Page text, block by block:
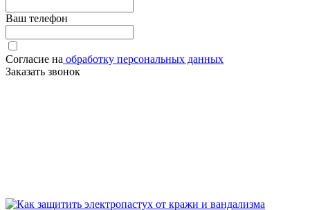
Ваш телефон
Согласие на обработку персональных данных
Заказать звонок